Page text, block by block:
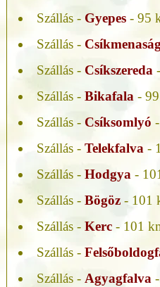
Szállás - Gyepes- 95
Szállás - Csíkmenaság
Szállás - Csíkszereda
Szállás - Bikafala -
Szállás - Csíksomlyó
Szállás - Telekfalva -
Szállás - Hodgya -
Szállás - Bögöz- 101
Szállás - Kerc- 101
Szállás -
Szállás - Agyagfalva